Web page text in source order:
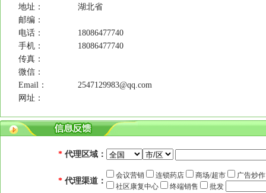
地址：
湖北省
邮编：
电话：
18086477740
手机：
18086477740
传真：
微信：
Email：
2547129983@qq.com
网址：
* 代理区域：
* 代理渠道：
会议营销 连锁药店 商场/超市
广告炒
社区康复中心
终端销售 批发